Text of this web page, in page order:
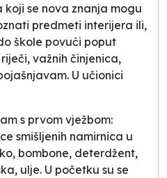
koji se nova znanja mogu
predmeti interijera ili,
škole povući poput
važnih činjenica,
U učionici
s prvom vježbom:
smišljenih namirnica u
bombone, deterdžent,
ulje. U početku su se